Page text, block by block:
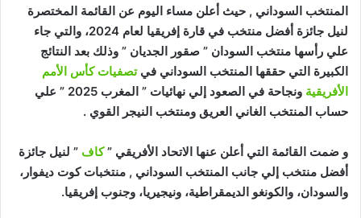
المنتخب السوداني , حيث أعلن مساء اليوم عن القائمة المختصرة
لنيل جائزة أفضل منتخب في قارة إفريقيا لعام 2024، والتي جاء
علي رأسها منتخب السودان ” صقور الجديان ” وذلك بعد النتائج
الكبيرة التي حققها المنتخب السوداني فيتصفيات كأس الأمم
الأفريقية
ونجاحة في الصعود إلي نهائيات ” المغرب 2025 ” علي
حساب المنتخب الغاني العريق ومنتخب النيجر القوي .
و ضمت القائمة التي أعلن عنها الاتحاد الأفريقي ”كاف ” لنيل جائزة
أفضل منتخب إلي جانب المنتخب السوداني , منتخبات كوت ديفوار،
والسودان، والكونغو الديمقراطية، ونيجيريا، وجنوب إفريقيا.